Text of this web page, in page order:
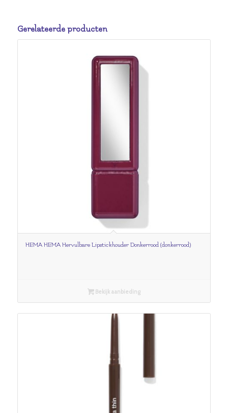
Gerelateerde producten
HEMA HEMA Hervulbare Lipstickhouder Donkerrood (donkerrood)
Bekijk aanbieding